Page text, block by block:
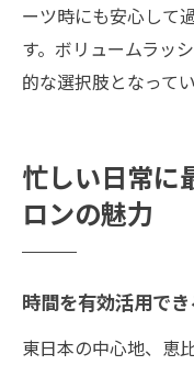
ーツ時にも安心して
す。ボリュームラッ
的な選択肢となってい
忙しい日常に
ロンの魅力
時間を有効活用で
東日本の中心地、恵